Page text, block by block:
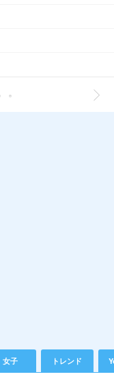
女子 トレンド